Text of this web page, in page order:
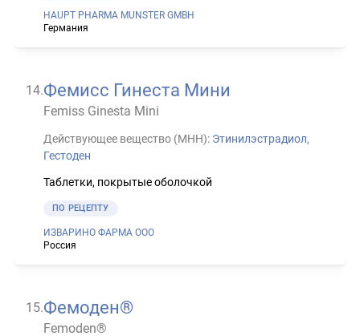
HAUPT PHARMA MUNSTER GMBH
Германия
14.Фемисс Гинеста Мини
Femiss Ginesta Mini
Действующее вещество (МНН): Этинилэстрадиол,
Гестоден
Таблетки, покрытые оболочкой
ПО РЕЦЕПТУ
ИЗВАРИНО ФАРМА ООО
Россия
15.Фемоден®
Femoden®